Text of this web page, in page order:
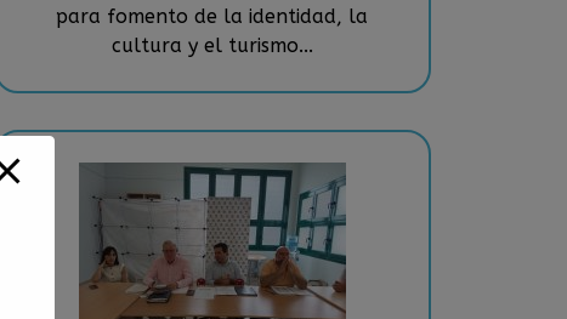
para fomento de la identidad, la
cultura y el turismo...